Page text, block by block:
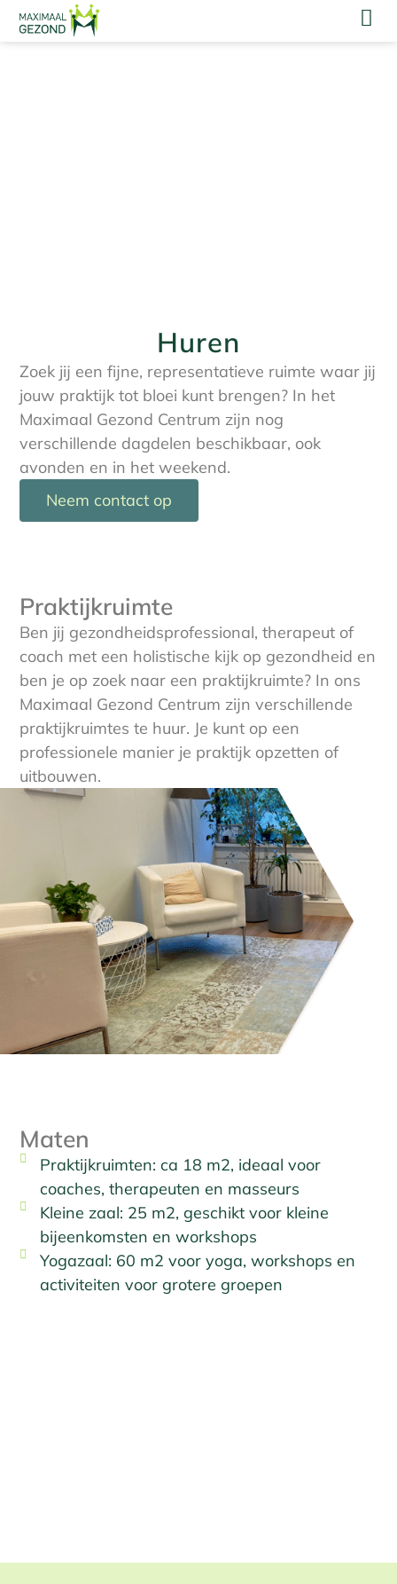
Huren
Zoek jij een fijne, representatieve ruimte waar jij
jouw praktijk tot bloei kunt brengen? In het
Maximaal Gezond Centrum zijn nog
verschillende dagdelen beschikbaar, ook
avonden en in het weekend.
Neem contact op
Praktijkruimte
Ben jij gezondheidsprofessional, therapeut of
coach met een holistische kijk op gezondheid en
ben je op zoek naar een praktijkruimte? In ons
Maximaal Gezond Centrum zijn verschillende
praktijkruimtes te huur. Je kunt op een
professionele manier je praktijk opzetten of
uitbouwen.
Maten
Praktijkruimten: ca 18 m2, ideaal voor
coaches, therapeuten en masseurs
Kleine zaal: 25 m2, geschikt voor kleine
bijeenkomsten en workshops
Yogazaal: 60 m2 voor yoga, workshops en
activiteiten voor grotere groepen